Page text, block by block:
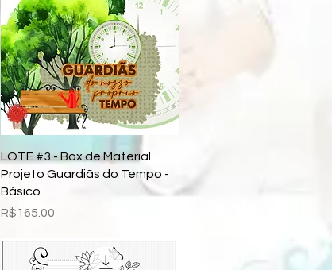
Quick View
LOTE #3 - Box de Material
Projeto Guardiãs do Tempo -
Básico
Price
R$165.00